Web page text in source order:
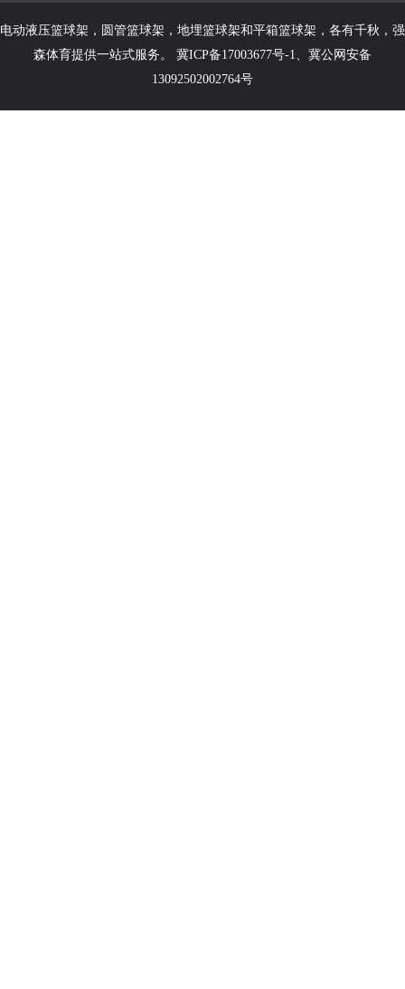
电动液压篮球架 ， 圆管篮球架 ， 地埋篮球架和平箱篮球架 ，各有千秋，强
森体育提供一站式服务。 冀ICP备17003677号-1
冀公网安备
13092502002764号